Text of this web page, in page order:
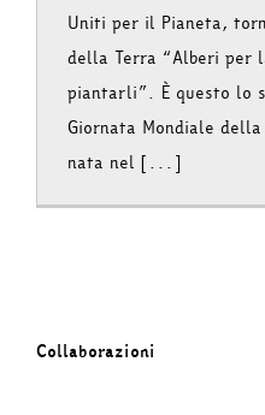
Uniti per il Pianeta,
della Terra “Alberi per
piantarli”. È questo lo
Giornata Mondiale
nata nel [...]
Collaborazioni